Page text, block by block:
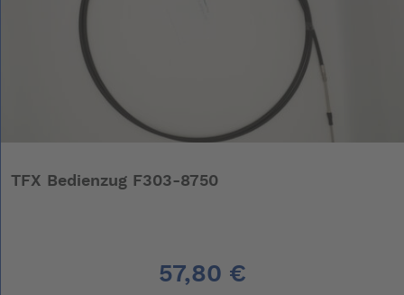
TFX Bedienzug F303-8750
57,80 €